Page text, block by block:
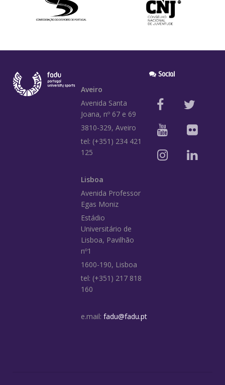
Aveiro
Avenida Santa
Joana, nº 67 e 69
3810-329, Aveiro
tel: (+351) 234 421
125
Lisboa
Avenida Professor
Egas Moniz
Estádio
Universitário de
Lisboa, Pavilhão
nº1
1600-190, Lisboa
tel: (+351) 217 818
160
e.mail: fadu@fadu.pt
Social